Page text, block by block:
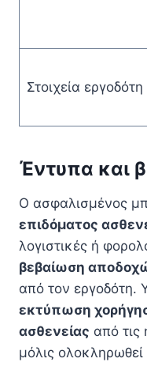
Στοιχεία εργοδότη
Έντυπα και
Ο ασφαλισμένος
επιδόματος
λογιστικές ή
βεβαίωση
από τον εργοδότη.
εκτύπωση
ασθενείας από τις
μόλις